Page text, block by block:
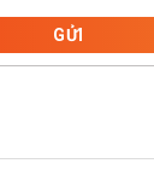
GỬI